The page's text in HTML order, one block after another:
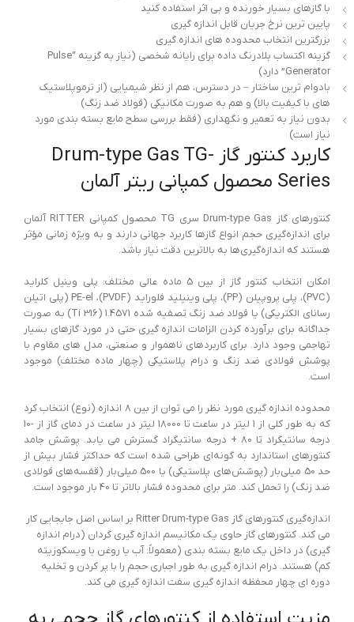
با گازهای بسیار خورنده و بی اثر استفاده کنید
پایین ترین نرخ جریان قابل اندازه گیری
بزرگترین انتخاب محدوده های اندازه گیری
گزینه اکتساب بلادرنگ داده برای رایانه شخصی (نیاز به گزینه “Pulse
Generator” دارد)
بادوام ترین ساختار – در دسترس، هم از نظر شیمیایی (از ترموپلاستیک
های با کیفیت بالا) و هم به صورت مکانیکی (فولاد ضد زنگ)
بدون نیاز به تعمیر و نگهداری (فقط بررسی سطح مایع بسته بندی مورد
نیاز است)
کاربرد کنتور گاز Drum-type Gas TG-
Series محصول کمپانی ریتر آلمان
کنتورهای گاز Drum-type Gas سری TG محصول کمپانی RITTER آلمان
برای اندازه‌گیری حجم انواع گازها کاربرد جهانی دارند و به ویژه زمانی مؤثر
هستند که اندازه‌گیری‌ها به بالاترین دقت نیاز باشد.
امکان انتخاب کنتور گاز از بین 5 ماده عالی مختلف: پلی وینیل کلراید
(PVC)، پلی پروپیلن (PP)، پلی وینیلید فلوراید (PVDF)، PE-el (پلی اتیلن
رسانای الکتریکی) یا فولاد ضد زنگ تصفیه شده 1.4571 (316 Ti) به صورت
جداگانه برای برآورده کردن الزامات اندازه گیری حتی در مورد گازهای بسیار
تهاجمی وجود دارد. برای کاربردهای ناهموار و صنعتی، مدل های مقاوم با
پوشش فولادی ضد زنگ و درام پلاستیکی (چهار ماده مختلف) موجود
است.
محدوده اندازه گیری مورد نظر را می توان از بین 8 اندازه (نوع) انتخاب کرد
که به طور کلی از 1 لیتر در ساعت تا 18000 لیتر در ساعت در دمای گاز از -10
درجه سانتیگراد تا 80 + درجه سانتیگراد گسترش می یابد. پوشش جامد
کنتورهای استاندارد به گونه‌ای طراحی شده است که حداکثر فشار بیش از
حد 50 میلی‌بار (پوشش‌های پلاستیکی) یا 500 میلی‌بار (قفسه‌های فولادی
ضد زنگ) را تحمل کند. متر برای محدوده فشار بالاتر تا 40 بار موجود است.
اندازه‌گیری کنتورهای گاز Ritter Drum-type Gas بر اساس اصل جابجایی کار
می کند. کنتورهای گاز حاوی یک مکانیسم اندازه گیری گردان (درام اندازه
گیری) در داخل یک مایع بسته بندی (معمولاً: آب یا روغن با ویسکوزیته
کم) هستند. درام اندازه گیری به طور اجباری حجم را با پر کردن و تخلیه
دوره ای چهار محفظه اندازه گیری سفت اندازه گیری می کند.